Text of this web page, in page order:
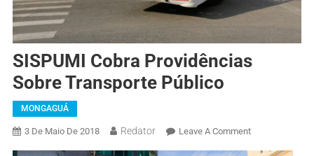
SISPUMI Cobra Providências
Sobre Transporte Público
MONGAGUÁ
3 De Maio De 2018 Redator Leave A Comment